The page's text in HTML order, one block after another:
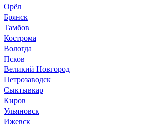
Орёл
Брянск
Тамбов
Кострома
Вологда
Псков
Великий Новгород
Петрозаводск
Сыктывкар
Киров
Ульяновск
Ижевск